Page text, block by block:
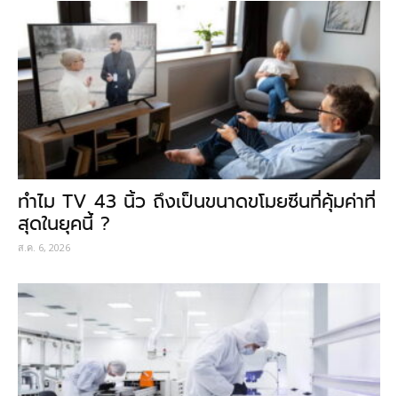
ทำไม TV 43 นิ้ว ถึงเป็นขนาดขโมยซีนที่คุ้มค่าที่
สุดในยุคนี้ ?
ส.ค. 6, 2026